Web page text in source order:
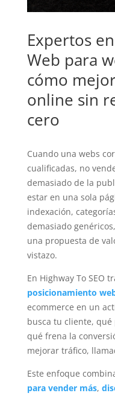
Expertos
Web para
cómo
online sin
cero
Cuando una webs
cualificadas, no
demasiado de la
estar en una sola
indexación,
demasiado
una propuesta de
vistazo.
En Highway To SEO
posicionamiento
ecommerce en un
busca tu cliente,
qué frena la
mejorar tráfico,
Este enfoque
para vender más,